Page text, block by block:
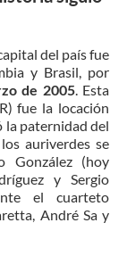
del país fue
y Brasil, por
de 2005. Esta
fue la locación
la paternidad del
auriverdes se
González (hoy
y Sergio
el cuarteto
André Sa y